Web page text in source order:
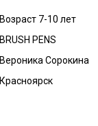
Возраст 7-10 лет
BRUSH PENS
Вероника Сорокина
Красноярск